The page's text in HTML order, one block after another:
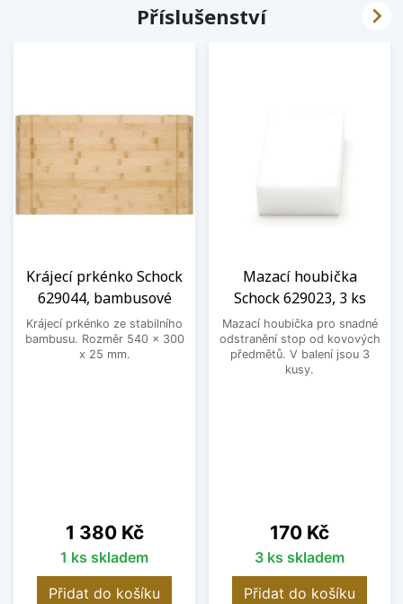
Příslušenství
Krájecí prkénko Schock
629044, bambusové
Krájecí prkénko ze stabilního
bambusu. Rozměr 540 x 300
x 25 mm.
Cena
1 380 Kč
1 ks skladem
Přidat do košíku
Mazací houbička
Schock 629023, 3 ks
Mazací houbička pro snadné
odstranění stop od kovových
předmětů. V balení jsou 3
kusy.
Cena
170 Kč
3 ks skladem
Přidat do košíku
